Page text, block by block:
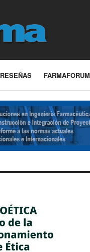
RESEÑAS FARMAFORUM